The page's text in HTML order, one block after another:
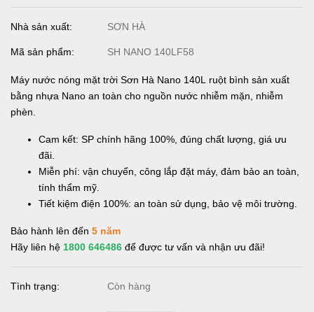
Nhà sản xuất: SƠN HÀ
Mã sản phẩm: SH NANO 140LF58
Máy nước nóng mặt trời Sơn Hà Nano 140L ruột bình sản xuất
bằng nhựa Nano an toàn cho nguồn nước nhiễm mặn, nhiễm
phèn.
Cam kết: SP chính hãng 100%, đúng chất lượng, giá ưu
đãi.
Miễn phí: vận chuyển, công lắp đặt máy, đảm bảo an toàn,
tính thẩm mỹ.
Tiết kiệm điện 100%: an toàn sử dụng, bảo vệ môi trường.
Bảo hành lên đến 5 năm
Hãy liên hệ 1800 646486 để được tư vấn và nhận ưu đãi!
Tình trạng: Còn hàng